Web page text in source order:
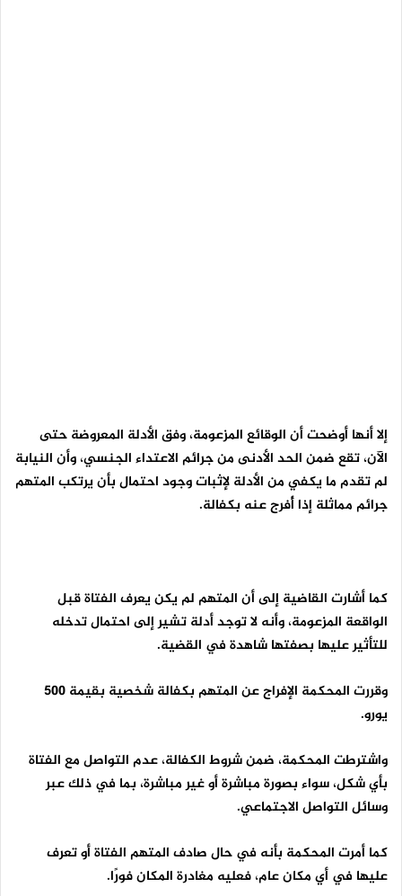
إلا أنها أوضحت أن الوقائع المزعومة، وفق الأدلة المعروضة حتى
الآن، تقع ضمن الحد الأدنى من جرائم الاعتداء الجنسي، وأن النيابة
لم تقدم ما يكفي من الأدلة لإثبات وجود احتمال بأن يرتكب المتهم
جرائم مماثلة إذا أُفرج عنه بكفالة.
كما أشارت القاضية إلى أن المتهم لم يكن يعرف الفتاة قبل
الواقعة المزعومة، وأنه لا توجد أدلة تشير إلى احتمال تدخله
للتأثير عليها بصفتها شاهدة في القضية.
وقررت المحكمة الإفراج عن المتهم بكفالة شخصية بقيمة 500
يورو.
واشترطت المحكمة، ضمن شروط الكفالة، عدم التواصل مع الفتاة
بأي شكل، سواء بصورة مباشرة أو غير مباشرة، بما في ذلك عبر
وسائل التواصل الاجتماعي.
كما أمرت المحكمة بأنه في حال صادف المتهم الفتاة أو تعرف
عليها في أي مكان عام، فعليه مغادرة المكان فورًا.